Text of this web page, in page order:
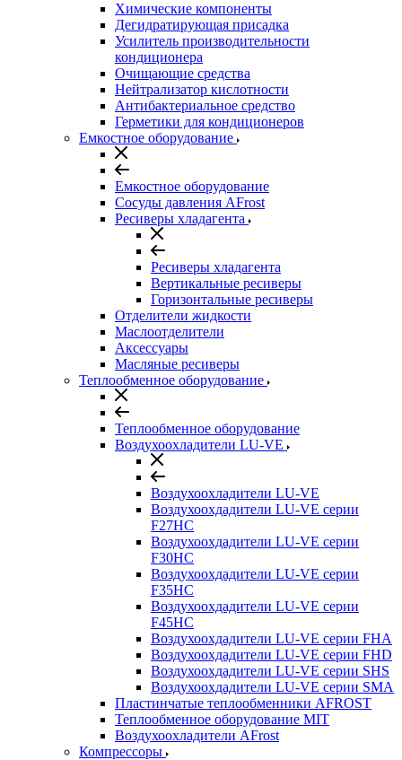
Химические компоненты
Дегидратирующая присадка
Усилитель производительности
кондиционера
Очищающие средства
Нейтрализатор кислотности
Антибактериальное средство
Герметики для кондиционеров
Емкостное оборудование
Емкостное оборудование
Сосуды давления AFrost
Ресиверы хладагента
Ресиверы хладагента
Вертикальные ресиверы
Горизонтальные ресиверы
Отделители жидкости
Маслоотделители
Аксессуары
Масляные ресиверы
Теплообменное оборудование
Теплообменное оборудование
Воздухоохладители LU-VE
Воздухоохладители LU-VE
Воздухоохдадители LU-VE серии
F27HC
Воздухоохдадители LU-VE серии
F30HC
Воздухоохдадители LU-VE серии
F35HC
Воздухоохдадители LU-VE серии
F45HC
Воздухоохдадители LU-VE серии FHA
Воздухоохдадители LU-VE серии FHD
Воздухоохдадители LU-VE серии SHS
Воздухоохдадители LU-VE серии SMA
Пластинчатые теплообменники AFROST
Теплообменное оборудование MIT
Воздухоохладители AFrost
Компрессоры